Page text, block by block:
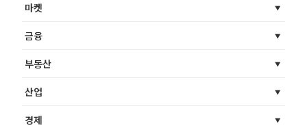
마켓
금융
부동산
산업
경제